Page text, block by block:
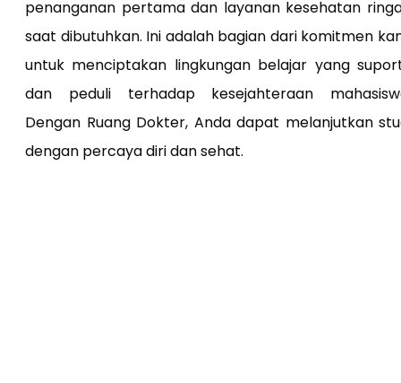
penanganan pertama dan layanan kesehatan
saat dibutuhkan. Ini adalah bagian dari komitmen
untuk menciptakan lingkungan belajar yang
dan peduli terhadap kesejahteraan
Dengan Ruang Dokter, Anda dapat melanjutkan
dengan percaya diri dan sehat.